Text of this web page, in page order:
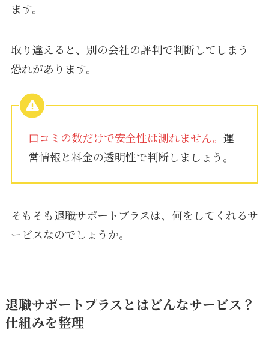
ます。
取り違えると、別の会社の評判で判断してしまう
恐れがあります。
口コミの数だけで安全性は測れません。 運
営情報と料金の透明性で判断しましょう。
そもそも退職サポートプラスは、何をしてくれるサ
ービスなのでしょうか。
退職サポートプラスとはどんなサービス？
仕組みを整理